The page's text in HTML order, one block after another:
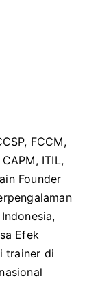
FCCM,
ITIL,
Founder
Efek
trainer di